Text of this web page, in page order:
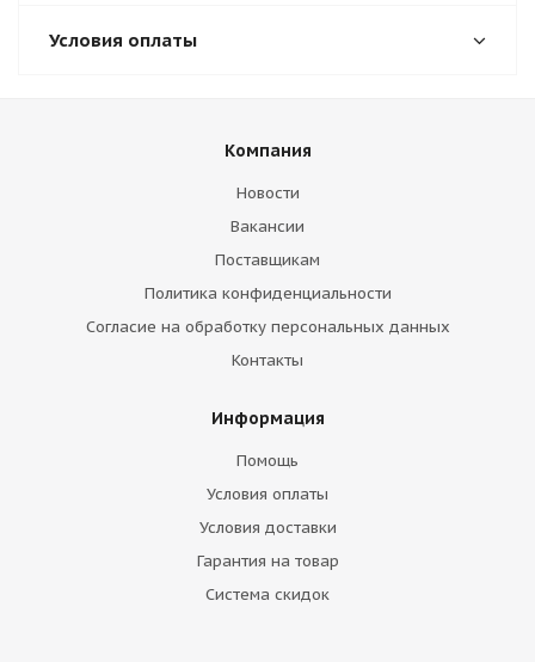
Условия оплаты
Компания
Новости
Вакансии
Поставщикам
Политика конфиденциальности
Согласие на обработку персональных данных
Контакты
Информация
Помощь
Условия оплаты
Условия доставки
Гарантия на товар
Система скидок